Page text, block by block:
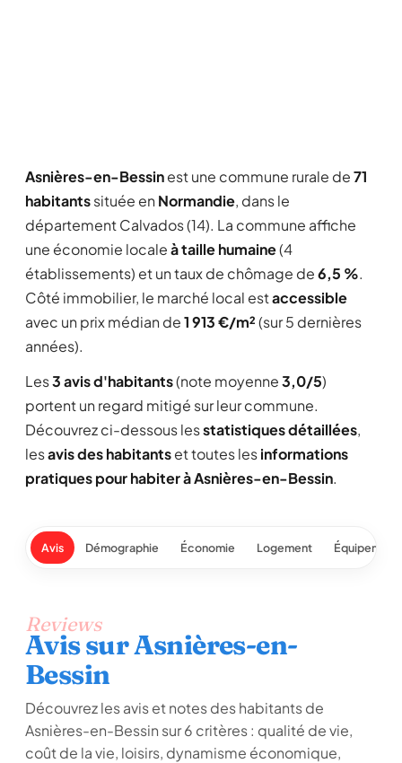
Asnières-en-Bessinest une commune rurale de71
habitantssituée en Normandie, dans le
département Calvados (14). La commune affiche
une économie localeà taille humaine(4
établissements) et un taux de chômage de6,5 %.
Côté immobilier, le marché local estaccessible
avec un prix médian de1 913 €/m²(sur 5 dernières
années).
Les3 avis d'habitants(note moyenne3,0/5)
portent un regard mitigé sur leur commune.
Découvrez ci-dessous lesstatistiques détaillées,
lesavis des habitantset toutes lesinformations
pratiques pour habiter à Asnières-en-Bessin.
Avis Démographie Économie Logement
Reviews
Avis sur Asnières-en-
Bessin
Découvrez les avis et notes des habitants de
Asnières-en-Bessin sur 6 critères : qualité de vie,
coût de la vie, loisirs, dynamisme économique,